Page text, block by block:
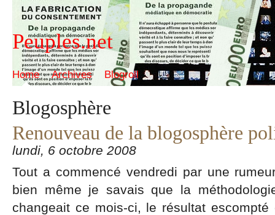
Peuples.net
Home Archives Blogroll
Blogosphère
Renouveau de la blogosphère
lundi, 6 octobre 2008
Tout a commencé vendredi par une
bien même je savais que la
changeait ce mois-ci, le résultat